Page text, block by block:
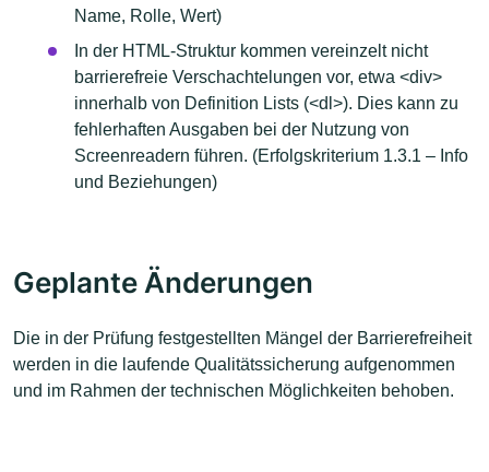
Name, Rolle, Wert)
In der HTML-Struktur kommen vereinzelt nicht
barrierefreie Verschachtelungen vor, etwa <div>
innerhalb von Definition Lists (<dl>). Dies kann zu
fehlerhaften Ausgaben bei der Nutzung von
Screenreadern führen. (Erfolgskriterium 1.3.1 – Info
und Beziehungen)
Geplante Änderungen
Die in der Prüfung festgestellten Mängel der Barrierefreiheit
werden in die laufende Qualitätssicherung aufgenommen
und im Rahmen der technischen Möglichkeiten behoben.